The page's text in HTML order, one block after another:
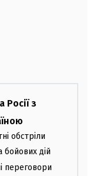
Росії з
обстріли
бойових дій
переговори